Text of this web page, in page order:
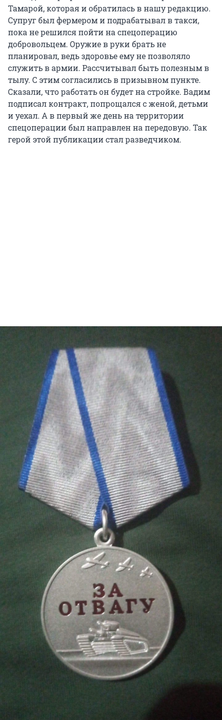
Тамарой, которая и обратилась в нашу редакцию.
Супруг был фермером и подрабатывал в такси,
пока не решился пойти на спецоперацию
добровольцем. Оружие в руки брать не
планировал, ведь здоровье ему не позволяло
служить в армии. Рассчитывал быть полезным в
тылу. С этим согласились в призывном пункте.
Сказали, что работать он будет на стройке. Вадим
подписал контракт, попрощался с женой, детьми
и уехал. А в первый же день на территории
спецоперации был направлен на передовую. Так
герой этой публикации стал разведчиком.